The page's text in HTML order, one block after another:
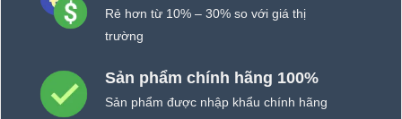
Rẻ hơn từ 10% – 30% so với giá thị
trường
Sản phẩm chính hãng 100%
Sản phẩm được nhập khẩu chính hãng